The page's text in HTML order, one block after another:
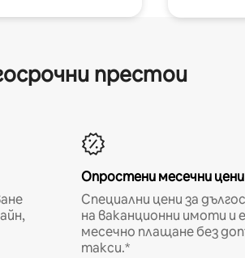
престои
Опростени месечни цени
Специални цени за
на ваканционни имоти и
месечно плащане без
такси.*